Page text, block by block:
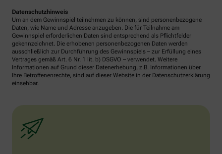
Datenschutzhinweis
Um an dem Gewinnspiel teilnehmen zu können, sind personenbezogene
Daten, wie Name und Adresse anzugeben. Die für Teilnahme am
Gewinnspiel erforderlichen Daten sind entsprechend als Pflichtfelder
gekennzeichnet. Die erhobenen personenbezogenen Daten werden
ausschließlich zur Durchführung des Gewinnspiels – zur Erfüllung eines
Vertrages gemäß Art. 6 Nr. 1 lit. b) DSGVO – verwendet. Weitere
Informationen auf Grund dieser Datenerhebung, z.B. Informationen über
Ihre Betroffenenrechte, sind auf dieser Website in der Datenschutzerklärung
einsehbar.